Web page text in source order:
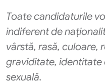
Toate candidaturile
indiferent de
vârstă, rasă, culoare,
graviditate, identitate
sexuală.